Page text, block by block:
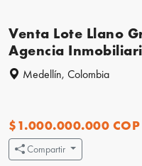
Venta Lote Llano
Agencia
Medellín, Colombia
$1.000.000.000 COP
Compartir